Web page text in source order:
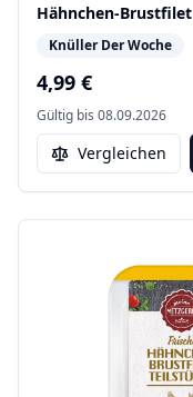
Hähnchen-Brustfilet
Knüller Der Woche
4,99 €
Gültig bis 08.09.2026
Vergleichen